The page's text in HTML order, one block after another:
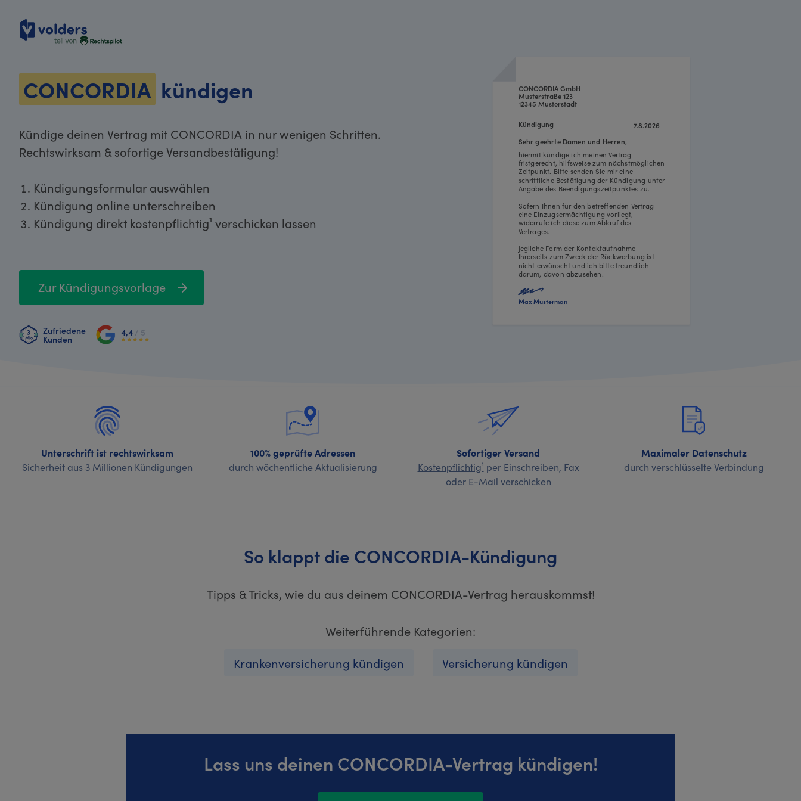
CONCORDIA kündigen
Kündige deinen Vertrag mit CONCORDIA in nur wenigen Schritten.
Rechtswirksam & sofortige Versandbestätigung!
Kündigungsformular auswählen
Kündigung online unterschreiben
Kündigung direkt kostenpflichtig¹ verschicken lassen
Zur Kündigungsvorlage
Zufriedene
Kunden
4,4 / 5
7.8.2026
CONCORDIA GmbH
Musterstraße 123
12345 Musterstadt
hiermit kündige ich meinen Vertrag
fristgerecht, hilfsweise zum nächstmöglichen
Zeitpunkt. Bitte senden Sie mir eine
schriftliche Bestätigung der Kündigung unter
Angabe des Beendigungszeitpunktes zu.
Sofern Ihnen für den betreffenden Vertrag
eine Einzugsermächtigung vorliegt,
widerrufe ich diese zum Ablauf des
Vertrages.
Jegliche Form der Kontaktaufnahme
Ihrerseits zum Zweck der Rückwerbung ist
nicht erwünscht und ich bitte freundlich
darum, davon abzusehen.
Sehr geehrte Damen und Herren,
Kündigung
Max Musterman
Unterschrift ist rechtswirksam
Sicherheit aus 3 Millionen Kündigungen
100% geprüfte Adressen
durch wöchentliche Aktualisierung
Sofortiger Versand
Kostenpflichtig¹ per Einschreiben, Fax
oder E-Mail verschicken
Maximaler Datenschutz
durch verschlüsselte Verbindung
So klappt die CONCORDIA-Kündigung
Tipps & Tricks, wie du aus deinem CONCORDIA-Vertrag herauskommst!
Weiterführende Kategorien:
Krankenversicherung kündigen
Versicherung kündigen
Lass uns deinen CONCORDIA-Vertrag kündigen!